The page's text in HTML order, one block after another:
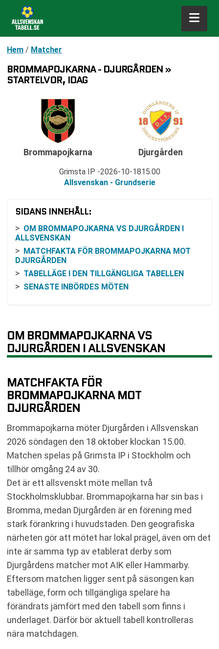
Hem / Matcher
BROMMAPOJKARNA - DJURGÅRDEN »
STARTELVOR, IDAG
Brommapojkarna
Grimsta IP 2026-10-1815:00
Allsvenskan - Grundserie
Djurgården
SIDANS INNEHÅLL:
OM BROMMAPOJKARNA VS DJURGÅRDEN I
ALLSVENSKAN
MATCHFAKTA FÖR BROMMAPOJKARNA MOT
DJURGÅRDEN
TABELLÄGE I DEN TILLGÄNGLIGA TABELLEN
SENASTE INBÖRDES MÖTEN
SÅ KAN MATCHEN FÖLJAS PÅ TV OCH ONLINE
PRAKTISK INFORMATION FÖR BESÖKARE
SENASTE RESULTAT BROMMAPOJKARNA
SENASTE RESULTAT DJURGÅRDEN
RESULTAT INBÖRDES MÖTEN
TABELL
KOMMANDE MATCHER BROMMAPOJKARNA
KOMMANDE MATCHER DJURGÅRDEN
RELATERADE NYHETER
OM BROMMAPOJKARNA VS
DJURGÅRDEN I ALLSVENSKAN
MATCHFAKTA FÖR
BROMMAPOJKARNA MOT
DJURGÅRDEN
Brommapojkarna möter Djurgården i Allsvenskan
2026 söndagen den 18 oktober klockan 15.00.
Matchen spelas på Grimsta IP i Stockholm och
tillhör omgång 24 av 30.
Det är ett allsvenskt möte mellan två
Stockholmsklubbar. Brommapojkarna har sin bas i
Bromma, medan Djurgården är en förening med
stark förankring i huvudstaden. Den geografiska
närheten gör att mötet har lokal prägel, även om det
inte är samma typ av etablerat derby som
Djurgårdens matcher mot AIK eller Hammarby.
Eftersom matchen ligger sent på säsongen kan
tabelläge, form och tillgängliga spelare ha
förändrats jämfört med den tabell som finns i
underlaget. Därför bör aktuell tabell kontrolleras
nära matchdagen.